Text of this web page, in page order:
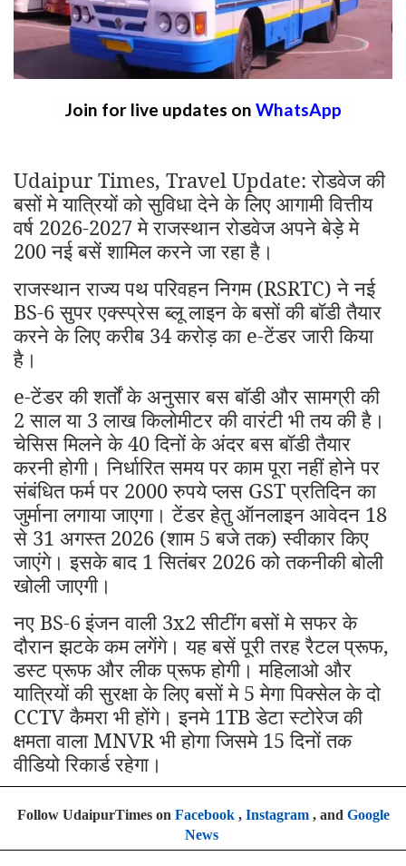
Join for live updates on WhatsApp
Udaipur Times, Travel Update: रोडवेज की
बसों मे यात्रियों को सुविधा देने के लिए आगामी वित्तीय
वर्ष 2026-2027 मे राजस्थान रोडवेज अपने बेड़े मे
200 नई बसें शामिल करने जा रहा है।
राजस्थान राज्य पथ परिवहन निगम (RSRTC) ने नई
BS-6 सुपर एक्स्प्रेस ब्लू लाइन के बसों की बॉडी तैयार
करने के लिए करीब 34 करोड़ का e-टेंडर जारी किया
है।
e-टेंडर की शर्तों के अनुसार बस बॉडी और सामग्री की
2 साल या 3 लाख किलोमीटर की वारंटी भी तय की है।
चेसिस मिलने के 40 दिनों के अंदर बस बॉडी तैयार
करनी होगी। निर्धारित समय पर काम पूरा नहीं होने पर
संबंधित फर्म पर 2000 रुपये प्लस GST प्रतिदिन का
जुर्माना लगाया जाएगा। टेंडर हेतु ऑनलाइन आवेदन 18
से 31 अगस्त 2026 (शाम 5 बजे तक) स्वीकार किए
जाएंगे। इसके बाद 1 सितंबर 2026 को तकनीकी बोली
खोली जाएगी।
नए BS-6इंजन वाली 3x2 सीटींग बसों मे सफर के
दौरान झटके कम लगेंगे। यह बसें पूरी तरह रैटल प्रूफ,
डस्ट प्रूफ और लीक प्रूफ होगी। महिलाओ और
यात्रियों की सुरक्षा के लिए बसों मे 5 मेगा पिक्सेल के दो
CCTV कैमरा भी होंगे। इनमे 1TB डेटा स्टोरेज की
क्षमता वाला MNVR भी होगा जिसमे 15 दिनों तक
वीडियो रिकार्ड रहेगा।
Follow UdaipurTimes on Facebook, Instagram, and Google
News